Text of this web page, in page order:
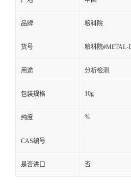
品牌 粮科院
货号 粮科院#METAL-
用途 分析检测
包装规格 10g
纯度 %
CAS编号
是否进口 否